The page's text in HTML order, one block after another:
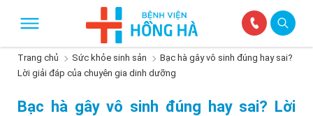
Trang chủ Sức khỏe sinh sản
Bạc hà gây vô sinh đúng hay sai?
Lời giải đáp của chuyên gia dinh dưỡng
Bạc hà gây vô sinh đúng hay sai? Lời